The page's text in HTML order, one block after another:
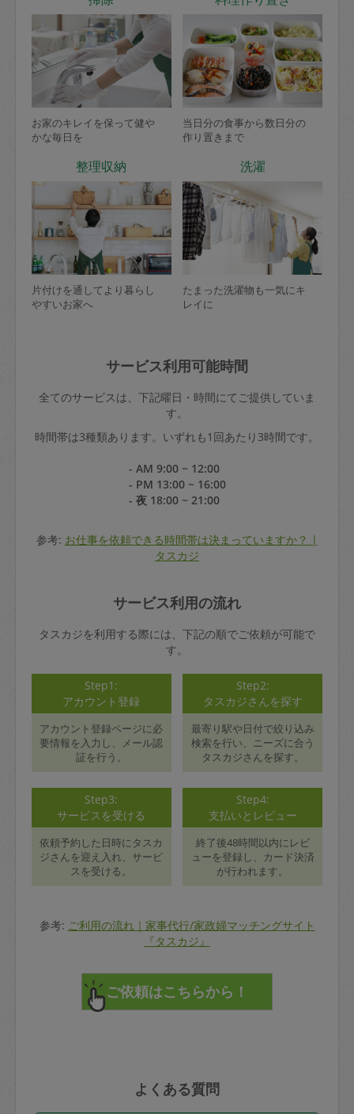
お家のキレイを保って健や
かな毎日を
当日分の食事から数日分の
作り置きまで
整理収納
片付けを通してより暮らし
やすいお家へ
洗濯
たまった洗濯物も一気にキ
レイに
サービス利用可能時間
全てのサービスは、下記曜日・時間にてご提供していま
す。
時間帯は3種類あります。いずれも1回あたり3時間です。
- AM 9:00 ~ 12:00
- PM 13:00 ~ 16:00
- 夜 18:00 ~ 21:00
参考: お仕事を依頼できる時間帯は決まっていますか？ |
タスカジ
サービス利用の流れ
タスカジを利用する際には、下記の順でご依頼が可能で
す。
Step1:
アカウント登録
アカウント登録ページに必
要情報を入力し、メール認
証を行う。
Step2:
タスカジさんを探す
最寄り駅や日付で絞り込み
検索を行い、ニーズに合う
タスカジさんを探す。
Step3:
サービスを受ける
依頼予約した日時にタスカ
ジさんを迎え入れ、サービ
スを受ける。
Step4:
支払いとレビュー
終了後48時間以内にレビ
ューを登録し、カード決済
が行われます。
参考: ご利用の流れ｜家事代行/家政婦マッチングサイト
『タスカジ』
よくある質問